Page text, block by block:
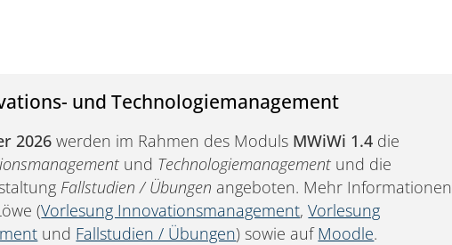
und Technologiemanagement
2026 werden im Rahmen des Moduls MWiWi 1.4 die
und Technologiemanagement und die
Fallstudien / Übungen angeboten. Mehr Informationen
(Vorlesung Innovationsmanagement,Vorlesung
und Fallstudien / Übungen) sowie aufMoodle.